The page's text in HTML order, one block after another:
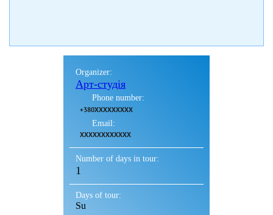
Organizer:
Арт-студія
Phone number:
+380XXXXXXXXX
Email:
XXXXXXXXXXXX
Number of days in tour:
1
Days of tour:
Su